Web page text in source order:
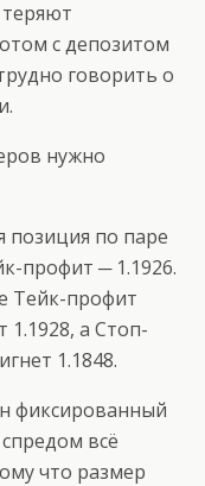
с депозитом
говорить о
нужно
по паре
профит ─ 1.1926.
Тейк-профит
1.1928, а Стоп-
1.1848.
фиксированный
всё
что размер